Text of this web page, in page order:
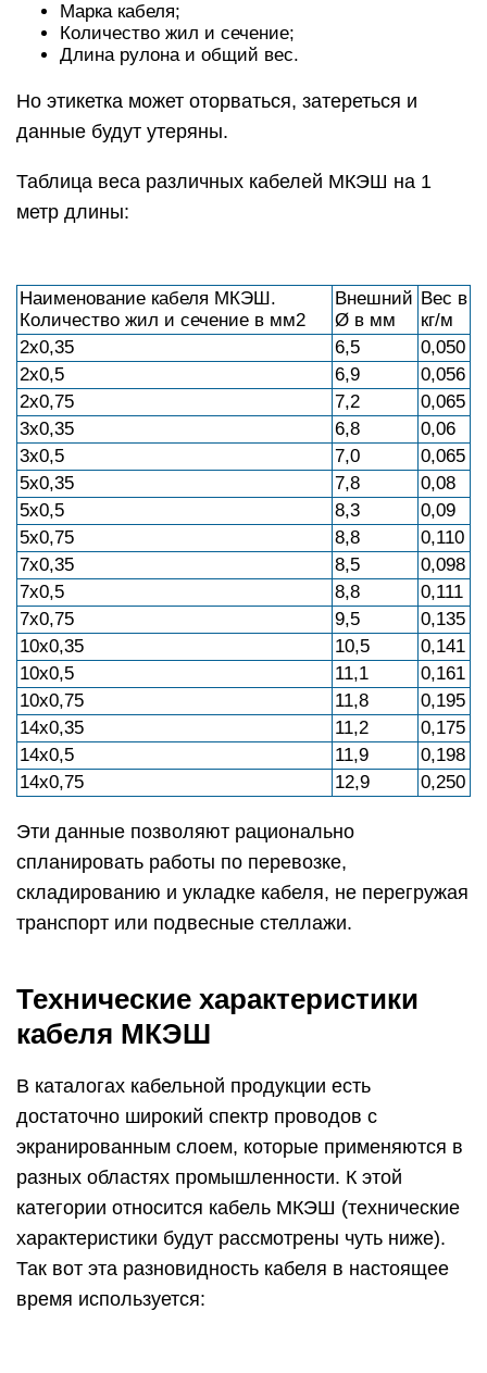
Марка кабеля;
Количество жил и сечение;
Длина рулона и общий вес.
Но этикетка может оторваться, затереться и
данные будут утеряны.
Таблица веса различных кабелей МКЭШ на 1
метр длины:
Наименование кабеля МКЭШ.
Количество жил и сечение в мм2
Внешний
Ø в мм
Вес в
кг/м
2х0,35
6,5
0,050
2х0,5
6,9
0,056
2х0,75
7,2
0,065
3х0,35
6,8
0,06
3х0,5
7,0
0,065
5х0,35
7,8
0,08
5х0,5
8,3
0,09
5х0,75
8,8
0,110
7х0,35
8,5
0,098
7х0,5
8,8
0,111
7х0,75
9,5
0,135
10х0,35
10,5
0,141
10х0,5
11,1
0,161
10х0,75
11,8
0,195
14х0,35
11,2
0,175
14х0,5
11,9
0,198
14х0,75
12,9 0,250
Эти данные позволяют рационально
спланировать работы по перевозке,
складированию и укладке кабеля, не перегружая
транспорт или подвесные стеллажи.
Технические характеристики
кабеля МКЭШ
В каталогах кабельной продукции есть
достаточно широкий спектр проводов с
экранированным слоем, которые применяются в
разных областях промышленности. К этой
категории относится кабель МКЭШ (технические
характеристики будут рассмотрены чуть ниже).
Так вот эта разновидность кабеля в настоящее
время используется: